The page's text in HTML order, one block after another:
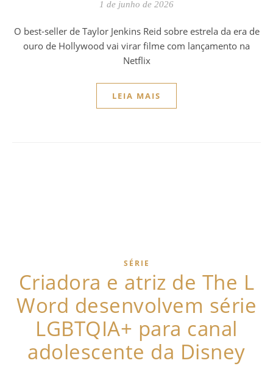
1 de junho de 2026
O best-seller de Taylor Jenkins Reid sobre estrela da era de
ouro de Hollywood vai virar filme com lançamento na
Netflix
LEIA MAIS
SÉRIE
Criadora e atriz de The L
Word desenvolvem série
LGBTQIA+ para canal
adolescente da Disney